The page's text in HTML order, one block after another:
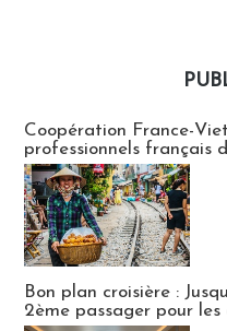
Coopération France-
professionnels français
Bon plan croisière :
2ème passager pour